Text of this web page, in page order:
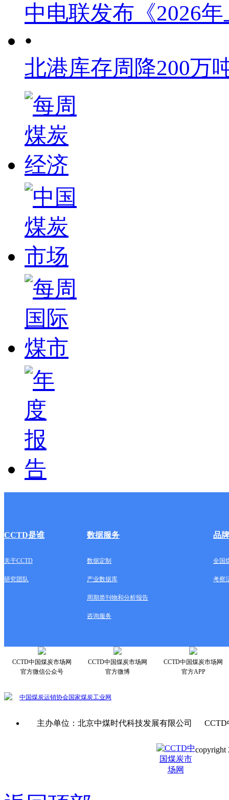
中电联发布《2026
•
北港库存周降200万
CCTD是谁 数据服务 品
关于CCTD 数据定制 全国
研究团队 产业数据库 考察
周期类刊物和分析报告
咨询服务
CCTD中国煤炭市场网
官方微信公众号
CCTD中国煤炭市场网
官方微博
CCTD中国煤炭市场网
官方APP
中国煤炭运销协会国家煤炭工业网
主办单位：北京中煤时代科技发展有限公司
copyright